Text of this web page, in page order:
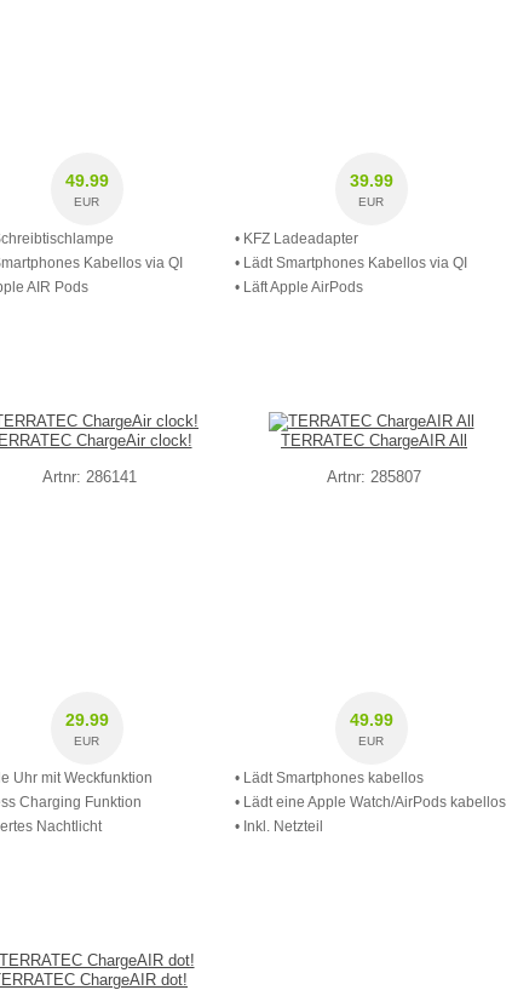
49.99
EUR
Kabellos via QI
AIR Pods
39.99
EUR
• KFZ Ladeadapter
• Lädt Smartphones Kabellos via QI
• Läft Apple AirPods
ChargeAir clock!
Artnr: 286141
29.99
EUR
Uhr mit Weckfunktion
Charging Funktion
Nachtlicht
TERRATEC ChargeAIR All
Artnr: 285807
49.99
EUR
• Lädt Smartphones kabellos
• Lädt eine Apple Watch/AirPods kabellos
• Inkl. Netzteil
ChargeAIR dot!